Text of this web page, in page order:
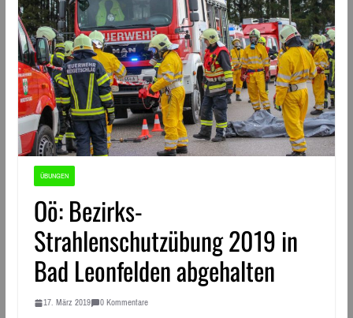
ÜBUNGEN
Oö: Bezirks-
Strahlenschutzübung 2019 in
Bad Leonfelden abgehalten
17. März 2019 0 Kommentare